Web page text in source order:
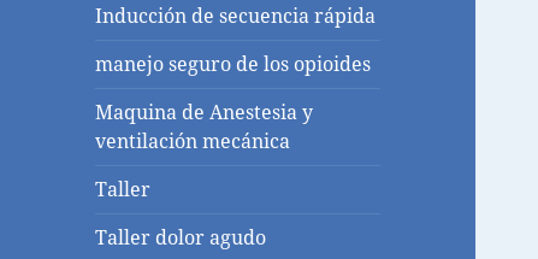
Inducción de secuencia rápida
manejo seguro de los opioides
Maquina de Anestesia y
ventilación mecánica
Taller
Taller dolor agudo